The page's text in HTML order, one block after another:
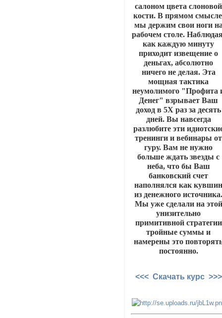
салоном цвета слоновой
кости. В прямом
мы держим свои ноги
рабочем столе.
как каждую минуту
приходит извещение о
деньгах, абсолютно
ничего не делая. Эта
мощная тактика
неумолимого "Профита
Денег" взрывает Ваш
доход в 5Х раз за десять
дней. Вы навсегда
разлюбите эти
тренинги и вебинары от
гуру. Вам не нужно
больше ждать звезды с
неба, что бы Ваш
банковский счет
наполнялся как
из денежного
Мы уже сделали на этой
унизительно
примитивной стратегии
тройные суммы и
намерены это
постоянно.
<<< Скачать курс >>>